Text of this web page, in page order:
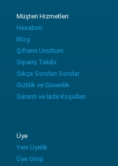
Müşteri Hizmetleri
Hesabım
Blog
Şifremi Unuttum
Sipariş Takibi
Sıkça Sorulan Sorular
Gizlilik ve Güvenlik
Garanti ve İade Koşulları
Üye
Yeni Üyelik
Üye Girişi